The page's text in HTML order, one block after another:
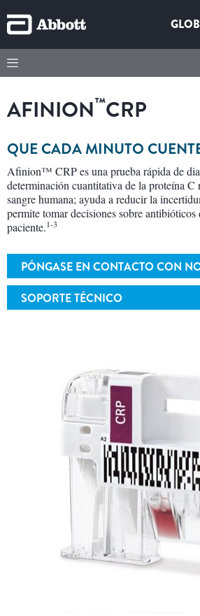
AFINION™CRP
QUE CADA MINUTO
Afinion™ CRP es una prueba rápida de
determinación cuantitativa de la proteína C
sangre humana; ayuda a reducir la
permite tomar decisiones sobre
paciente.1-3
PÓNGASE EN CONTACTO CON
SOPORTE TÉCNICO